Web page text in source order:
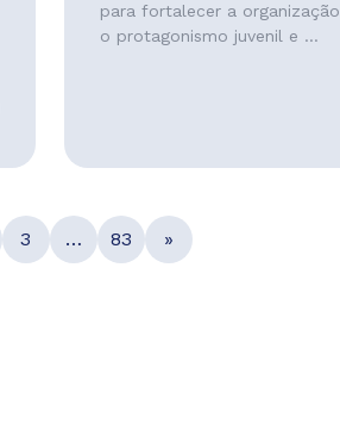
para fortalecer a
o protagonismo juvenil e ...
3 … 83 »